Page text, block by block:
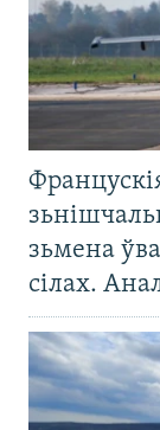
зьмена
сілах.